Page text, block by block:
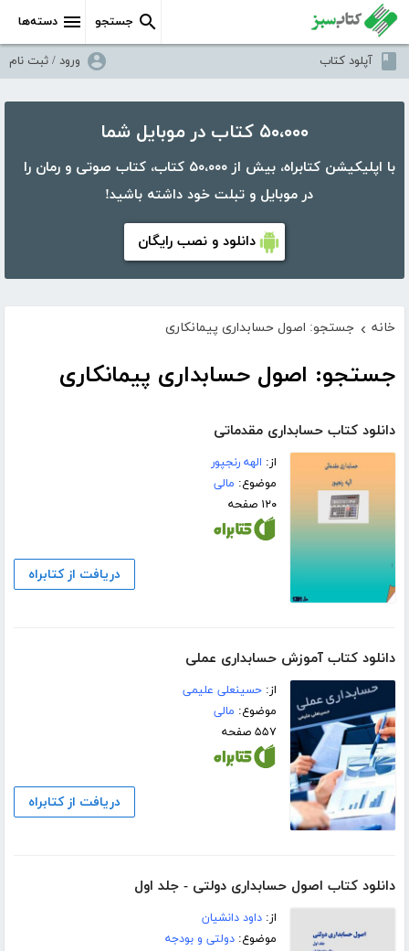
دسته‌ها جستجو
آپلود کتاب ورود / ثبت نام
۵۰،۰۰۰ کتاب در موبایل شما
با اپلیکیشن کتابراه، بیش از ۵۰،۰۰۰ کتاب، کتاب صوتی و رمان را
در موبایل و تبلت خود داشته باشید!
دانلود و نصب رایگان
خانه › جستجو: اصول حسابداری پیمانکاری
جستجو: اصول حسابداری پیمانکاری
دانلود کتاب حسابداری مقدماتی
از: الهه رنجپور
موضوع: مالی
۱۲۰ صفحه
دریافت از کتابراه
دانلود کتاب آموزش حسابداری عملی
از:حسینعلی علیمی
موضوع: مالی
۵۵۷ صفحه
دریافت از کتابراه
دانلود کتاب اصول حسابداری دولتی - جلد اول
از:داود دانشیان
موضوع:دولتی و بودجه